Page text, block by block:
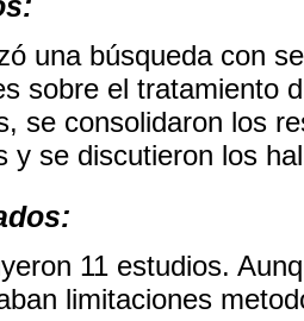
una búsqueda con
sobre el tratamiento
se consolidaron los
y se discutieron los
11 estudios.
limitaciones